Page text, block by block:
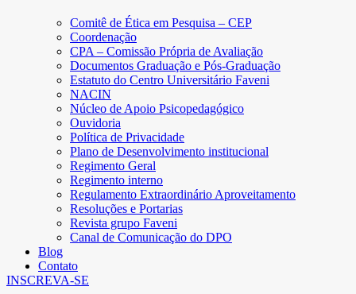
Comitê de Ética em Pesquisa – CEP
Coordenação
CPA – Comissão Própria de Avaliação
Documentos Graduação e Pós-Graduação
Estatuto do Centro Universitário Faveni
NACIN
Núcleo de Apoio Psicopedagógico
Ouvidoria
Política de Privacidade
Plano de Desenvolvimento institucional
Regimento Geral
Regimento interno
Regulamento Extraordinário Aproveitamento
Resoluções e Portarias
Revista grupo Faveni
Canal de Comunicação do DPO
Blog
Contato
INSCREVA-SE